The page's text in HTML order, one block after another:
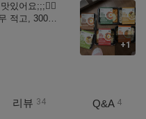
+1
있어요;;;❤️‍🔥
적고, 300이
인 250g인
좋네요!!  조
고, 냉동보
에서 너무
리뷰 34 Q&A 4